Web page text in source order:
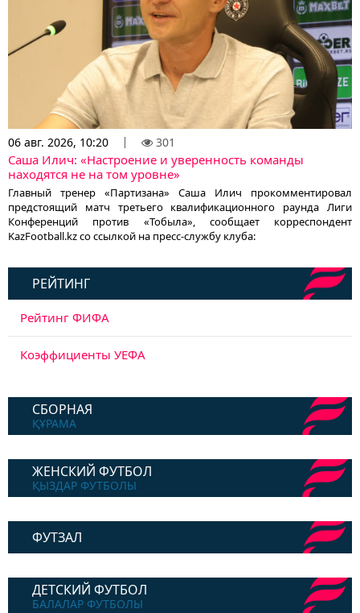
06 авг. 2026, 10:20 301
Саша Илич: «Настроение и уверенность команды
находятся не на том уровне»
Главный тренер «Партизана» Саша Илич прокомментировал
предстоящий матч третьего квалификационного раунда Лиги
Конференций против «Тобыла», сообщает корреспондент
KazFootball.kz со ссылкой на пресс-службу клуба:
РЕЙТИНГ
Рейтинг ФИФА
Коэффициенты УЕФА
СБОРНАЯ
ҚҰРАМА
ЖЕНСКИЙ ФУТБОЛ
ҚЫЗДАР ФУТБОЛЫ
ФУТЗАЛ
ДЕТСКИЙ ФУТБОЛ
БАЛАЛАР ФУТБОЛЫ